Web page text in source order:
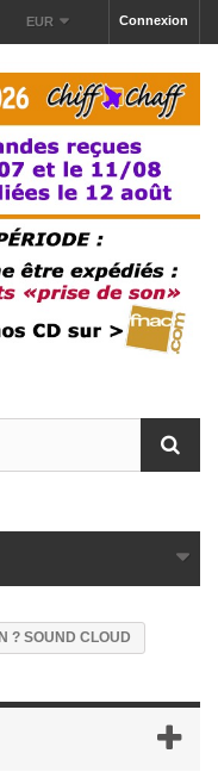
Connexion
EUR
? SOUND CLOUD